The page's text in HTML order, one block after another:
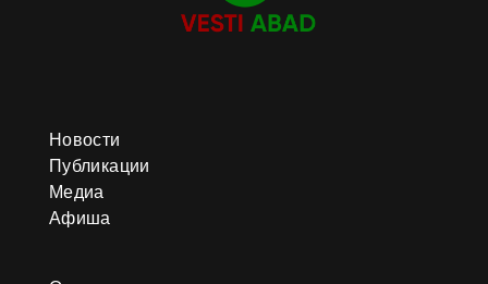
Новости
Публикации
Медиа
Афиша